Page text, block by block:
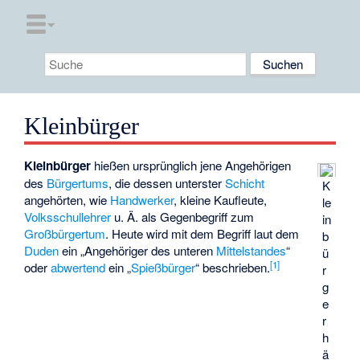
Kleinbürger
K
le
in
b
ü
r
g
e
r
h
ä
Kleinbürger hießen ursprünglich jene Angehörigen
des Bürgertums, die dessen untersterSchicht
angehörten, wie Handwerker, kleine Kaufleute,
Volksschullehrer u. Ä. als Gegenbegriff zum
Großbürgertum. Heute wird mit dem Begriff laut dem
Dudenein „Angehöriger des unteren Mittelstandes“
oderabwertendein „Spießbürger“ beschrieben.[1]